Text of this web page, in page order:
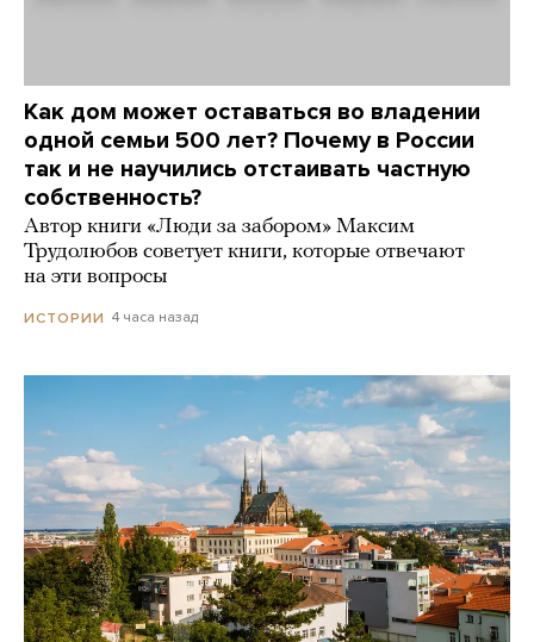
Как дом может оставаться во владении
одной семьи 500 лет? Почему в России
так и не научились отстаивать частную
собственность?
Автор книги «Люди за забором» Максим
Трудолюбов советует книги, которые отвечают
на эти вопросы
ИСТОРИИ 4 часа назад